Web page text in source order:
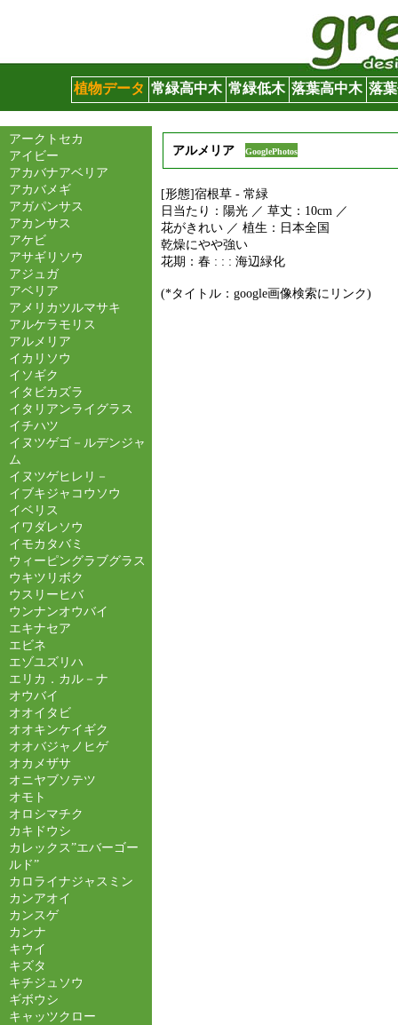
植物データ 常緑高中木 常緑低木 落葉高中木 落
アークトセカ
アイビー
アカバナアベリア
アカバメギ
アガパンサス
アカンサス
アケビ
アサギリソウ
アジュガ
アベリア
アメリカツルマサキ
アルケラモリス
アルメリア
イカリソウ
イソギク
イタビカズラ
イタリアンライグラス
イチハツ
イヌツゲゴ－ルデンジャ
ム
イヌツゲヒレリ－
イブキジャコウソウ
イベリス
イワダレソウ
イモカタバミ
ウィーピングラブグラス
ウキツリボク
ウスリーヒバ
ウンナンオウバイ
エキナセア
エビネ
エゾユズリハ
エリカ．カル－ナ
オウバイ
オオイタビ
オオキンケイギク
オオバジャノヒゲ
オカメザサ
オニヤブソテツ
オモト
オロシマチク
カキドウシ
カレックス”エバーゴー
ルド”
カロライナジャスミン
カンアオイ
カンスゲ
カンナ
キウイ
キズタ
キチジュソウ
ギボウシ
キャッツクロー
アルメリア GooglePhotos
[形態]宿根草 - 常緑
日当たり：陽光 ／ 草丈：10cm ／
花がきれい ／ 植生：日本全国
乾燥にやや強い
花期：春 : : : 海辺緑化
(*タイトル：google画像検索にリンク)